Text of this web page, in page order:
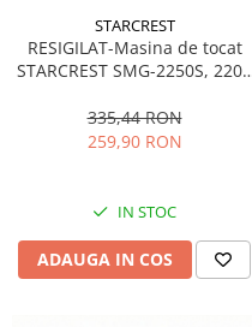
STARCREST
RESIGILAT-Masina de tocat
STARCREST SMG-2250S, 2200
site de taiere, Cutit inox, Gri
335,44 RON
259,90 RON
IN STOC
ADAUGA IN COS